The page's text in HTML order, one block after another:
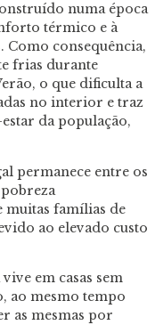
numa época
térmico e à
Como consequência,
frias durante
o que dificulta a
no interior e traz
da população,
permanece entre os
muitas famílias de
ao elevado custo
em casas sem
ao mesmo tempo
as mesmas por